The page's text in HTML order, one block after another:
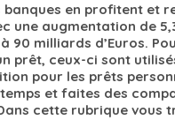
en profitent et
une augmentation de
90 milliards d’Euros.
prêt, ceux-ci sont
pour les prêts
et faites des
cette rubrique vous